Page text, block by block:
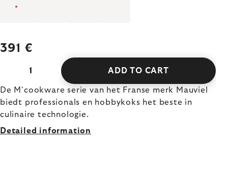
391 €
ADD TO CART
De M'cookware serie van het Franse merk Mauviel
biedt professionals en hobbykoks het beste in
culinaire technologie.
Detailed information